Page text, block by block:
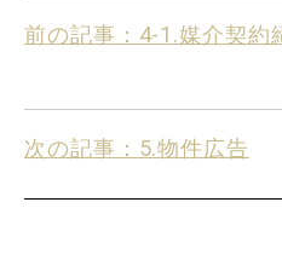
前の記事：4-1.媒介契約
次の記事：5.物件広告